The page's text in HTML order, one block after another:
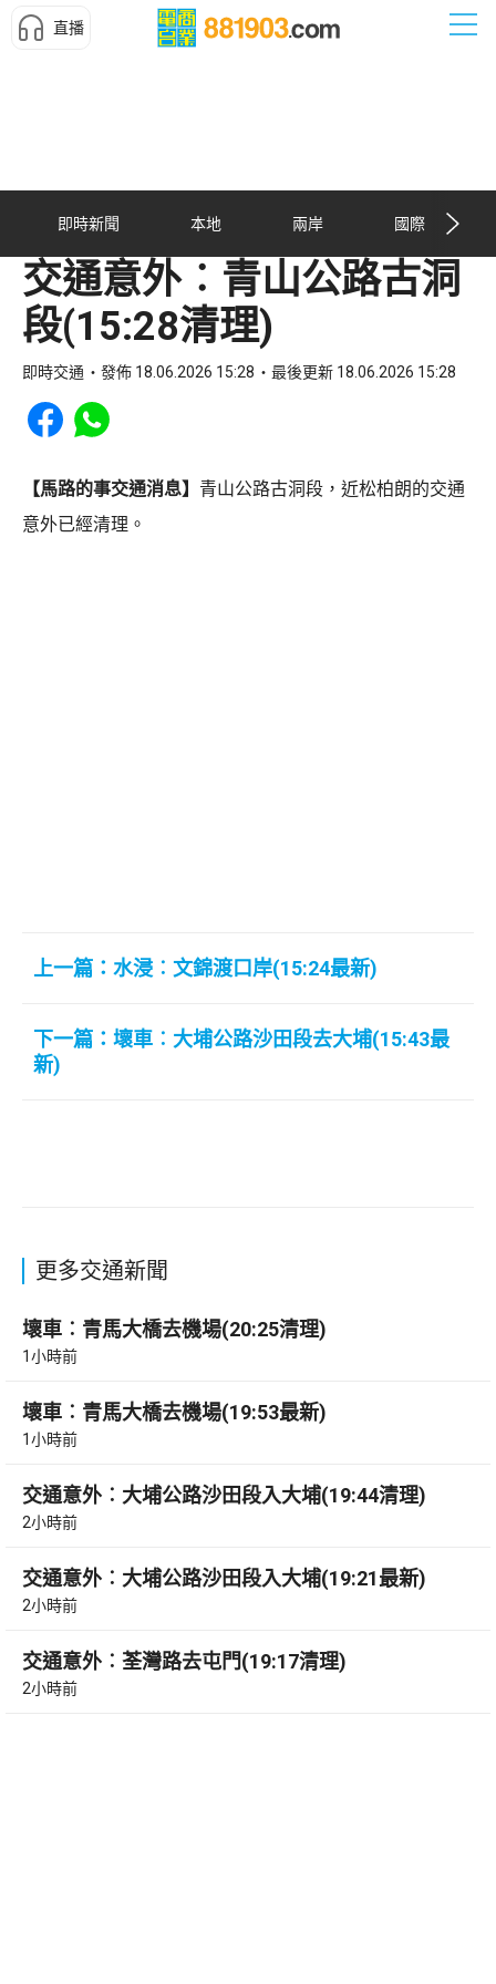
直播
即時新聞 本地 兩岸 國際
交通意外︰青山公路古洞
段(15:28清理)
即時交通 發佈 18.06.2026 15:28 最後更新 18.06.2026 15:28
Share to Facebook
Share to WhatsApp
【馬路的事交通消息】 青山公路古洞段，近松柏朗的交通
意外已經清理。
上一篇：水浸︰文錦渡口岸(15:24最新)
下一篇：壞車︰大埔公路沙田段去大埔(15:43最
新)
更多交通新聞
壞車︰青馬大橋去機場(20:25清理)
1小時前
壞車︰青馬大橋去機場(19:53最新)
1小時前
交通意外︰大埔公路沙田段入大埔(19:44清理)
2小時前
交通意外︰大埔公路沙田段入大埔(19:21最新)
2小時前
交通意外︰荃灣路去屯門(19:17清理)
2小時前